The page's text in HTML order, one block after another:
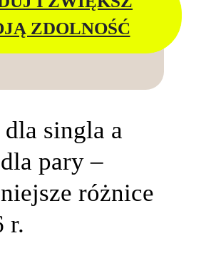
ZDOLNOŚĆ
singla a
pary –
różnice
r.